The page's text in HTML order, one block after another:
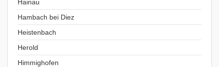
Hainau
Hambach bei Diez
Heistenbach
Herold
Himmighofen